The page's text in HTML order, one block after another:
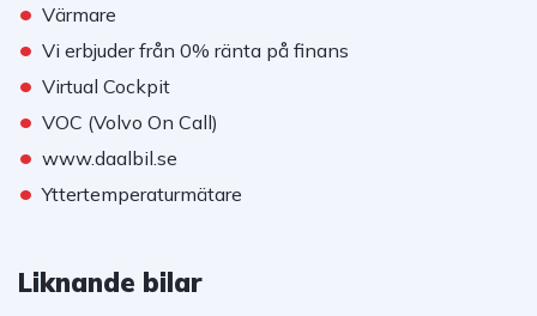
• Värmare
• Vi erbjuder från 0% ränta på finans
• Virtual Cockpit
• VOC (Volvo On Call)
• www.daalbil.se
• Yttertemperaturmätare
Liknande bilar